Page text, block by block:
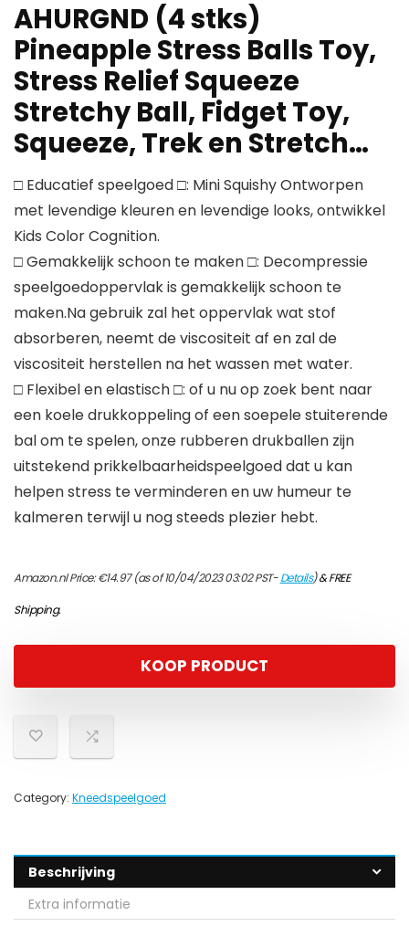
AHURGND (4 stks)
Pineapple Stress Balls Toy,
Stress Relief Squeeze
Stretchy Ball, Fidget Toy,
Squeeze, Trek en Stretch…
□ Educatief speelgoed □: Mini Squishy Ontworpen
met levendige kleuren en levendige looks, ontwikkel
Kids Color Cognition.
□ Gemakkelijk schoon te maken □: Decompressie
speelgoedoppervlak is gemakkelijk schoon te
maken.Na gebruik zal het oppervlak wat stof
absorberen, neemt de viscositeit af en zal de
viscositeit herstellen na het wassen met water.
□ Flexibel en elastisch □: of u nu op zoek bent naar
een koele drukkoppeling of een soepele stuiterende
bal om te spelen, onze rubberen drukballen zijn
uitstekend prikkelbaarheidspeelgoed dat u kan
helpen stress te verminderen en uw humeur te
kalmeren terwijl u nog steeds plezier hebt.
Amazon.nl Price:€14.97(as of 10/04/2023 03:02 PST-Details)&FREE
Shipping.
KOOP PRODUCT
Category: Kneedspeelgoed
Beschrijving
Extra informatie